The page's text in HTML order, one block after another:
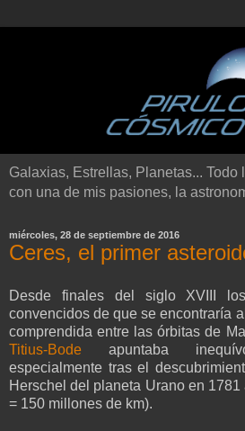
Galaxias, Estrellas, Planetas... Todo
con una de mis pasiones, la
miércoles, 28 de septiembre de 2016
Ceres, el primer
Desde finales del siglo XVIII
convencidos de que se encontraría
comprendida entre las órbitas de
Titius-Bode apuntaba
especialmente tras el
Herschel del planeta Urano en
= 150 millones de km).